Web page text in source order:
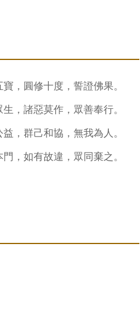
，圓修十度，誓證佛果。
，諸惡莫作，眾善奉行。
，群己和協，無我為人。
，如有故違，眾同棄之。